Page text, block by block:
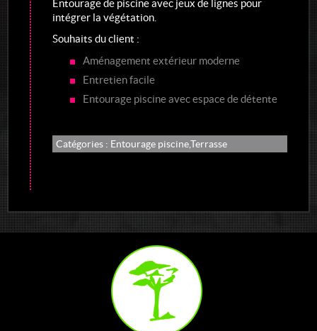
Entourage de piscine avec jeux de lignes pour
intégrer la végétation.
Souhaits du client :
Aménagement extérieur moderne
Entretien facile
Entourage piscine avec espace de détente
Catégories : Entourage piscineTerrasse